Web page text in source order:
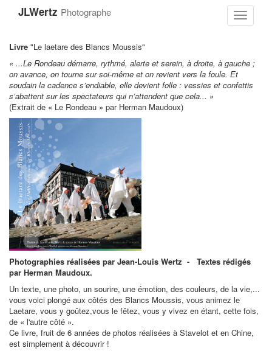
JLWertz Photographe
Toggle
Livre "Le laetare des Blancs Moussis"
« ...Le Rondeau démarre, rythmé, alerte et serein, à droite, à gauche ;
on avance, on tourne sur soi-même et on revient vers la foule. Et
soudain la cadence s’endiable, elle devient folle : vessies et confettis
s’abattent sur les spectateurs qui n’attendent que cela... »
(Extrait de « Le Rondeau » par Herman Maudoux)
Photographies réalisées par Jean-Louis Wertz - Textes rédigés
par Herman Maudoux.
Un texte, une photo, un sourire, une émotion, des couleurs, de la vie,...
vous voici plongé aux côtés des Blancs Moussis, vous animez le
Laetare, vous y goûtez,vous le fêtez, vous y vivez en étant, cette fois,
de « l'autre côté ».
Ce livre, fruit de 6 années de photos réalisées à Stavelot et en Chine,
est simplement à découvrir !